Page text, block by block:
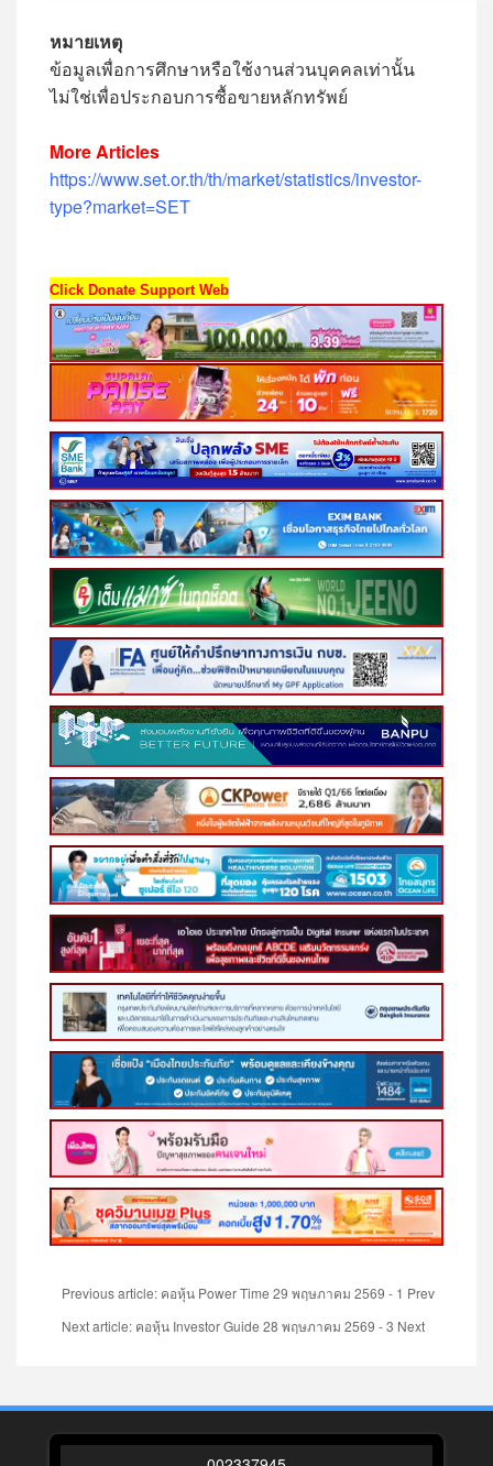
หมายเหตุ
ข้อมูลเพื่อการศึกษาหรือใช้งานส่วนบุคคลเท่านั้น
ไม่ใช่เพื่อประกอบการซื้อขายหลักทรัพย์
More Articles
https://www.set.or.th/th/market/statistics/investor-
type?market=SET
Click Donate Support Web
Previous article: คอหุ้น Power Time 29 พฤษภาคม 2569 - 1 Prev
Next article: คอหุ้น Investor Guide 28 พฤษภาคม 2569 - 3 Next